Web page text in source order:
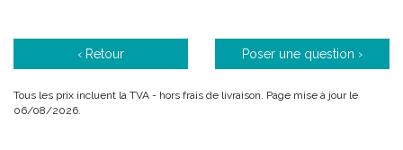
‹ Retour Poser une question ›
Tous les prix incluent la TVA - hors frais de livraison. Page mise à jour le
06/08/2026.